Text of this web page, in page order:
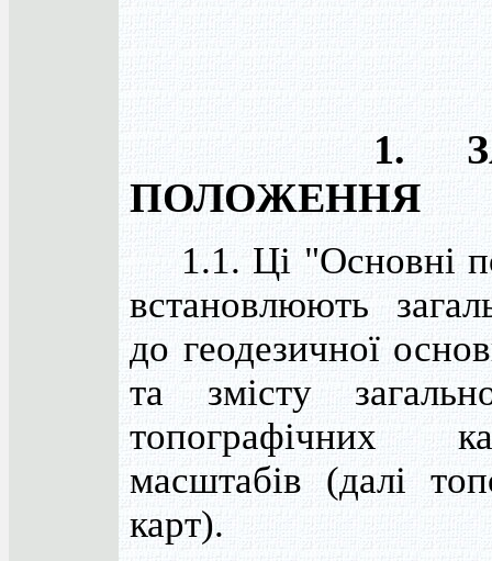
1.
ПОЛОЖЕННЯ
1.1. Ці "Основні
встановлюють
до геодезичної
та змісту
топографічних
масштабів (далі
карт).